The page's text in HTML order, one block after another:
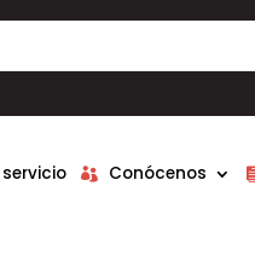
Conócenos